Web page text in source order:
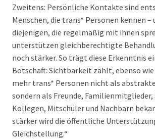
Zweitens: Persönliche Kontakte sind
Menschen, die trans* Personen kennen –
diejenigen, die regelmäßig mit ihnen
unterstützen gleichberechtigte
noch stärker. So trägt diese Erkenntnis
Botschaft: Sichtbarkeit zählt, ebenso wie
mehr trans* Personen nicht als
sondern als Freunde,
Kollegen, Mitschüler und Nachbarn
stärker wird die öffentliche
Gleichstellung.“